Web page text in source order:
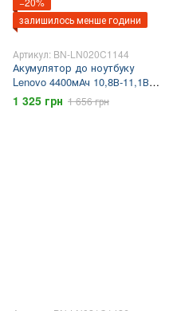
залишилось менше години
Артикул: BN-LN020C1144
Акумулятор до ноутбуку
Lenovo 4400мАч 10,8В-11,1В
43r9255, 42t4534, 42t4646,
42t4536, 42t4647, lenovo x201,
1 325 грн 1 656 грн